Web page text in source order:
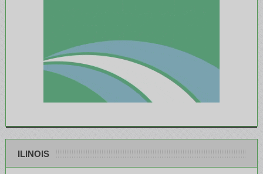
ILINOIS